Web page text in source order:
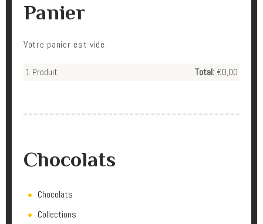
Panier
Votre panier est vide.
1 Produit Total: €0,00
Chocolats
Chocolats
Collections